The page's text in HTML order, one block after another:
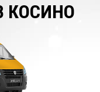
КОСИНО